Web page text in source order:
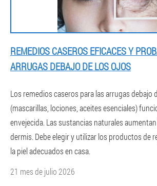
REMEDIOS CASEROS EFICACES Y
ARRUGAS DEBAJO DE LOS OJOS
Los remedios caseros para las arrugas debajo
(mascarillas, lociones, aceites esenciales)
envejecida. Las sustancias naturales
dermis. Debe elegir y utilizar los productos de
la piel adecuados en casa.
21 mes de julio 2026